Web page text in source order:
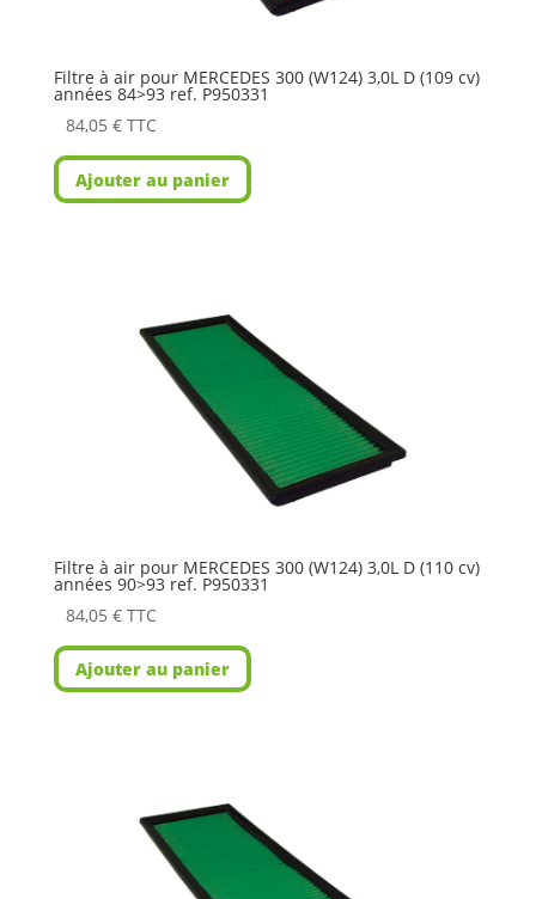
Filtre à air pour MERCEDES 300 (W124) 3,0L D (109 cv)
années 84>93 ref. P950331
84,05 € TTC
Ajouter au panier
Filtre à air pour MERCEDES 300 (W124) 3,0L D (110 cv)
années 90>93 ref. P950331
84,05 € TTC
Ajouter au panier